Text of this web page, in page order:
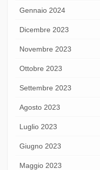
Gennaio 2024
Dicembre 2023
Novembre 2023
Ottobre 2023
Settembre 2023
Agosto 2023
Luglio 2023
Giugno 2023
Maggio 2023